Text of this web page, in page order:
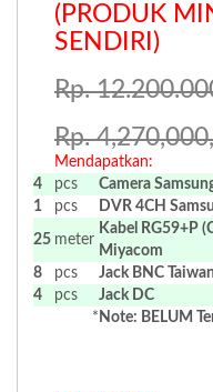
(PRODUK
SENDIRI)
Rp.
Rp.
Mendapatkan:
4
pcs
Camera
1
pcs DVR 4CH
25 meter
Kabel RG59+P
Miyacom
8
pcs
Jack BNC
4
pcs
Jack DC
* Note: BELUM